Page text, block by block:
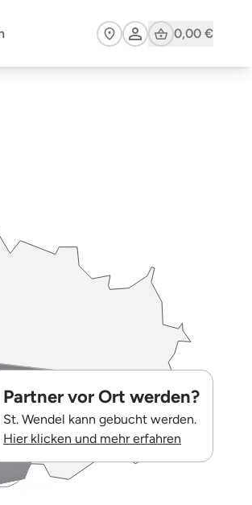
Cart0,00 €
Partner vor Ort werden?
St. Wendel kann gebucht werden.
Hier klicken und mehr erfahren